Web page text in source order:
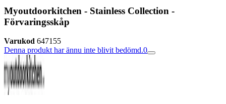
Myoutdoorkitchen - Stainless Collection -
Förvaringsskåp
Varukod 647155
Denna produkt har ännu inte blivit bedömd.0